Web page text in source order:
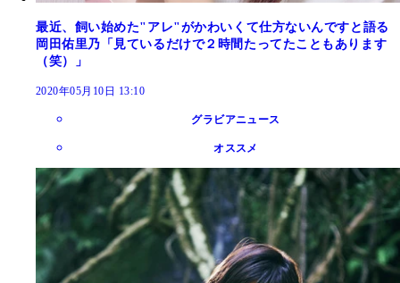
最近、飼い始めた"アレ"がかわいくて仕方ないんですと語る
岡田佑里乃「見ているだけで２時間たってたこともあります
（笑）」
2020年05月10日 13:10
グラビアニュース
オススメ